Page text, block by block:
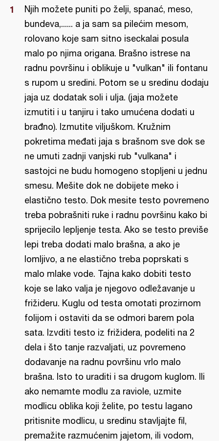
Njih možete puniti po želji, spanać, meso,
bundeva,...... a ja sam sa pilećim mesom,
rolovano koje sam sitno iseckalai posula
malo po njima origana. Brašno istrese na
radnu površinu i oblikuje u "vulkan" ili fontanu
s rupom u sredini. Potom se u sredinu dodaju
jaja uz dodatak soli i ulja. (jaja možete
izmutiti i u tanjiru i tako umućena dodati u
brađno). Izmutite viljuškom. Kružnim
pokretima međati jaja s brašnom sve dok se
ne umuti zadnji vanjski rub "vulkana" i
sastojci ne budu homogeno stopljeni u jednu
smesu. Mešite dok ne dobijete meko i
elastično testo. Dok mesite testo povremeno
treba pobrašniti ruke i radnu površinu kako bi
sprijecilo lepljenje testa. Ako se testo previše
lepi treba dodati malo brašna, a ako je
lomljivo, a ne elastično treba poprskati s
malo mlake vode. Tajna kako dobiti testo
koje se lako valja je njegovo odležavanje u
frižideru. Kuglu od testa omotati prozirnom
folijom i ostaviti da se odmori barem pola
sata. Izvditi testo iz frižidera, podeliti na 2
dela i što tanje razvaljati, uz povremeno
dodavanje na radnu površinu vrlo malo
brašna. Isto to uraditi i sa drugom kuglom. Ili
ako nemamte modlu za raviole, uzmite
modlicu oblika koji želite, po testu lagano
pritisnite modlicu, u sredinu stavljajte fil,
premažite razmućenim jajetom, ili vodom,